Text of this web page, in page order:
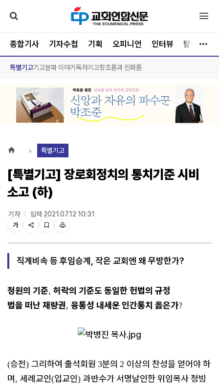
종합기사 기자수첩 기획 오피니언 인터뷰 탐방
특별기고기고분파 이야기 독자기고창조론과 진화론
특별기고
[특별기고] 장로회정치의 통치기준 시비
소고 (하)
기자 입력 2021.07.12 10:31
가
직계비속 등 후임승계, 작은 교회엔 왜 무방한가?
청원의 기준, 허락의 기준도 동일한 헌법의 규정
법을 떠난 재량권, 융통성 내세운 인간통치 옳은가?
(승전) 그리하여 출석회원 3분의 2 이상의 찬성을 얻어야 하
며, 세례교인(입교인) 과반수가 서명날인한 위임목사 청빙